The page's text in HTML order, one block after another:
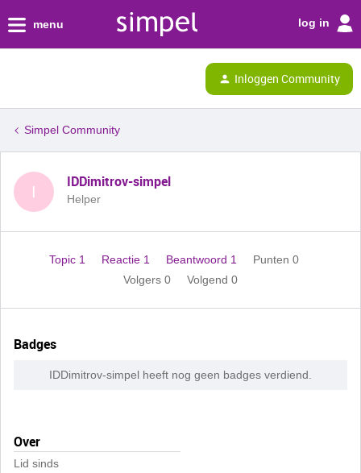
menu log in
Inloggen Community
Simpel Community
I
IDDimitrov-simpel
Helper
Topic 1 Reactie 1 Beantwoord 1
Punten 0
Volgers 0 Volgend 0
Badges
IDDimitrov-simpel heeft nog geen badges verdiend.
Over
Lid sinds